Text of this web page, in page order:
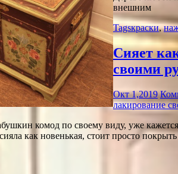
внешним
Tagsкраски,
Сияет
своими
Окт 1,2019
лакирование
комод по своему виду, уже
как новенькая, стоит просто